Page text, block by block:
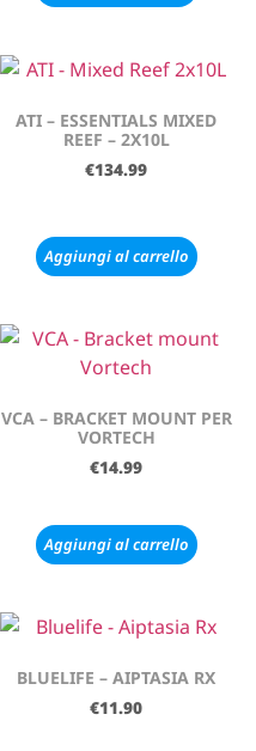
ATI – ESSENTIALS MIXED
REEF – 2X10L
€134.99
Aggiungi al carrello
VCA – BRACKET MOUNT PER
VORTECH
€14.99
Aggiungi al carrello
BLUELIFE – AIPTASIA RX
€11.90